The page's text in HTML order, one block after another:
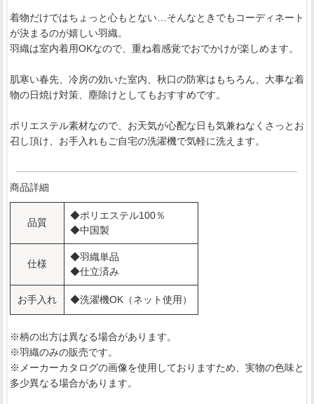
着物だけではちょっと心もとない…そんなときでもコーディネート
が決まるのが嬉しい羽織。
羽織は室内着用OKなので、重ね着感覚でおでかけが楽しめます。
肌寒い春先、冷房の効いた室内、秋口の防寒はもちろん、大事な着
物の日焼け対策、塵除けとしてもおすすめです。
ポリエステル素材なので、お天気が心配な日も気兼ねなくさっとお
召し頂け、お手入れもご自宅の洗濯機で気軽に洗えます。
商品詳細
品質
◆ポリエステル100％
◆中国製
仕様
◆羽織単品
◆仕立済み
お手入れ ◆洗濯機OK（ネット使用）
※柄の出方は異なる場合があります。
※羽織のみの販売です。
※メーカーカタログの画像を使用しておりますため、実物の色味と
多少異なる場合があります。